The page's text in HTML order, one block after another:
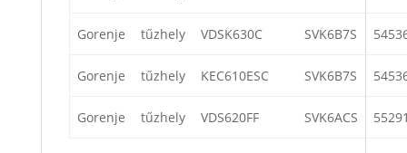
Gorenje tűzhely VDSK630C SVK6B7S
Gorenje tűzhely KEC610ESC SVK6B7S
Gorenje tűzhely VDS620FF SVK6ACS